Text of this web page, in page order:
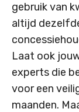
gebruik van
altijd
Laat ook
experts die
voor een
maanden.